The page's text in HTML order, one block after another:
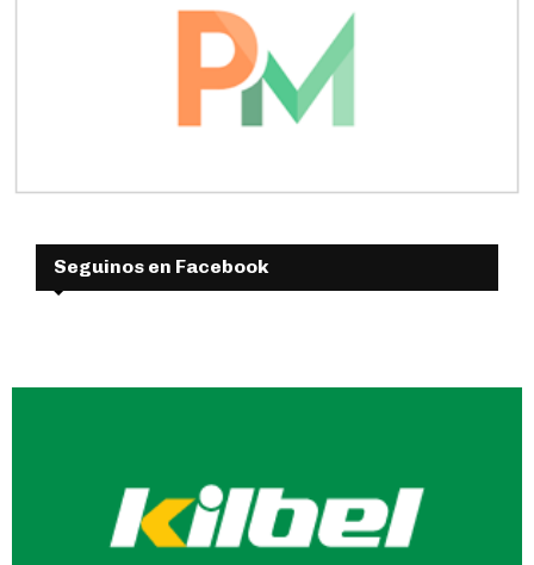
Seguinos en Facebook